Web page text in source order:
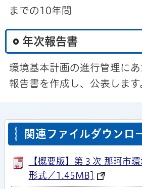
までの10年間
年次報告書
環境基本計画の進行管理に
報告書を作成し、公表します
関連ファイルダウンロ
【概要版】第３次 那珂市
形式／1.45MB]